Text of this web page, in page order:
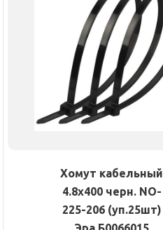
Хомут кабельный
4.8х400 черн. NO-
225-206 (уп.25шт)